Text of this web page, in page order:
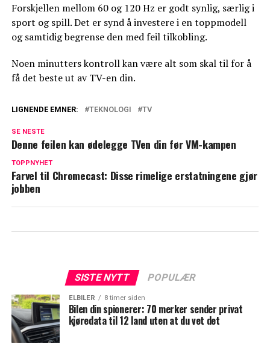
Forskjellen mellom 60 og 120 Hz er godt synlig, særlig i
sport og spill. Det er synd å investere i en toppmodell
og samtidig begrense den med feil tilkobling.
Noen minutters kontroll kan være alt som skal til for å
få det beste ut av TV-en din.
LIGNENDE EMNER: TEKNOLOGI TV
SE NESTE
Denne feilen kan ødelegge TVen din før VM-kampen
TOPPNYHET
Farvel til Chromecast: Disse rimelige erstatningene gjør
jobben
SISTE NYTT POPULÆR
ELBILER 8 timer siden
Bilen din spionerer: 70 merker sender privat
kjøredata til 12 land uten at du vet det